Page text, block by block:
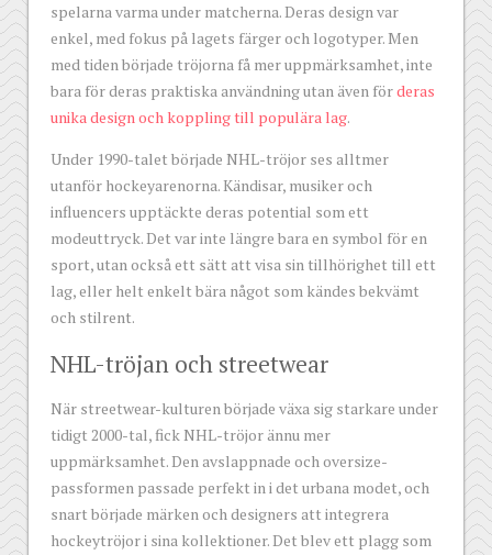
spelarna varma under matcherna. Deras design var
enkel, med fokus på lagets färger och logotyper. Men
med tiden började tröjorna få mer uppmärksamhet, inte
bara för deras praktiska användning utan även förderas
unika design och koppling till populära lag.
Under 1990-talet började NHL-tröjor ses alltmer
utanför hockeyarenorna. Kändisar, musiker och
influencers upptäckte deras potential som ett
modeuttryck. Det var inte längre bara en symbol för en
sport, utan också ett sätt att visa sin tillhörighet till ett
lag, eller helt enkelt bära något som kändes bekvämt
och stilrent.
NHL-tröjan och streetwear
När streetwear-kulturen började växa sig starkare under
tidigt 2000-tal, fick NHL-tröjor ännu mer
uppmärksamhet. Den avslappnade och oversize-
passformen passade perfekt in i det urbana modet, och
snart började märken och designers att integrera
hockeytröjor i sina kollektioner. Det blev ett plagg som